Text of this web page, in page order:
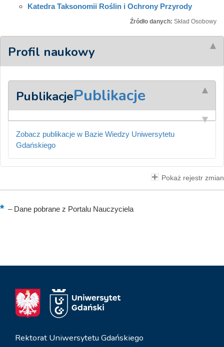
Katedra Taksonomii Roślin i Ochrony Przyrody
Źródło danych: Skład Osobowy
Profil naukowy
PublikacjePublikacje
Zobacz publikacje w Bazie Wiedzy Uniwersytetu
Gdańskiego
Pokaż rejestr zmian
–Dane pobrane z Portalu Nauczyciela
Rektorat Uniwersytetu Gdańskiego